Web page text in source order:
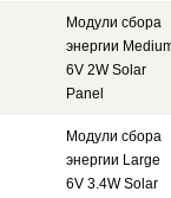
Модули сбора
энергии
6V 2W Solar
Panel
Модули сбора
энергии Large
6V 3.4W Solar